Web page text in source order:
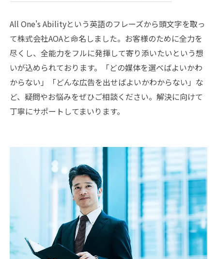
All One's Abilityという英語のフレーズから頭文字を取っ
て株式会社AOAと命名しました。お客様のために全力を
尽くし、全能力をフルに発揮して寄り添いたいという想
いが込められております。「どの媒体を選べばよいかわ
からない」「どんな広告を出せばよいかわからない」な
ど、疑問やお悩みをぜひご相談ください。解決に向けて
丁寧にサポートしてまいります。